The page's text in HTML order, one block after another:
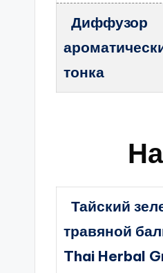
Диффузор
тонка
Тайский
травяной
Thai Herbal